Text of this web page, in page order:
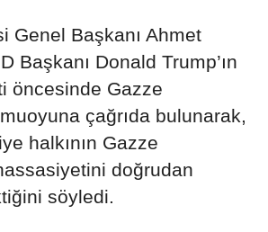
Genel Başkanı Ahmet
Başkanı Donald Trump’ın
öncesinde Gazze
çağrıda bulunarak,
halkının Gazze
doğrudan
söyledi.